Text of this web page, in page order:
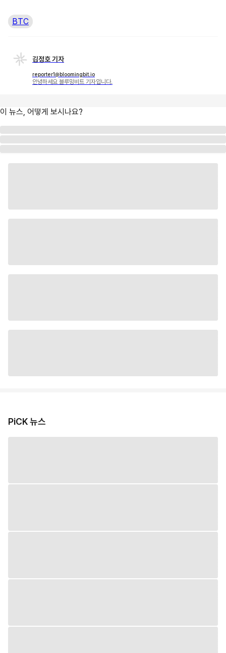
BTC
김정호 기자
reporter1@bloomingbit.io
안녕하세요 블루밍비트 기자입니다.
이 뉴스, 어떻게 보시나요?
PiCK 뉴스